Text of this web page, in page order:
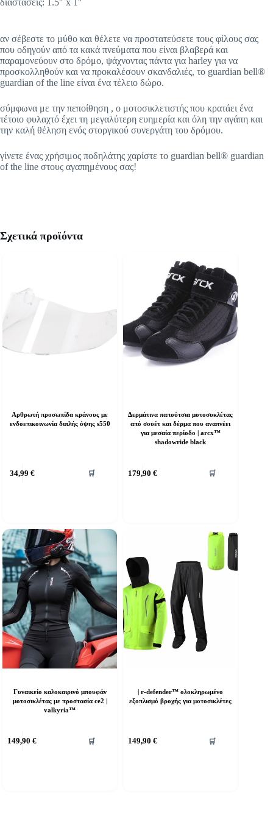
διαστάσεις: 1.5″ x 1″
αν σέβεστε το μύθο και θέλετε να προστατεύσετε τους φίλους σας
που οδηγούν από τα κακά πνεύματα που είναι βλαβερά και
παραμονεύουν στο δρόμο, ψάχνοντας πάντα για harley για να
προσκολληθούν και να προκαλέσουν σκανδαλιές, το guardian bell®
guardian of the line είναι ένα τέλειο δώρο.
σύμφωνα με την πεποίθηση , ο μοτοσικλετιστής που κρατάει ένα
τέτοιο φυλαχτό έχει τη μεγαλύτερη ευημερία και όλη την αγάπη και
την καλή θέληση ενός στοργικού συνεργάτη του δρόμου.
γίνετε ένας χρήσιμος ποδηλάτης χαρίστε το guardian bell® guardian
of the line στους αγαπημένους σας!
Σχετικά προϊόντα
Αρθρωτή προσωπίδα κράνους με
ενδοεπικοινωνία διπλής όψης s550
34,99 € 🛒
Δερμάτινα παπούτσια μοτοσυκλέτας
από σουέτ και δέρμα που αναπνέει
για μεσαία περίοδο | arcx™
shadowride black
179,90€ 🛒
Οι
επιλογές
επιλεγούν
στη
σελίδα
του
προϊόντος
Γυναικείο καλοκαιρινό μπουφάν
μοτοσικλέτας με προστασία ce2 |
valkyria™
149,90€ 🛒
| r-defender™ ολοκληρωμένο
εξοπλισμό βροχής για μοτοσικλέτες
149,90€ 🛒